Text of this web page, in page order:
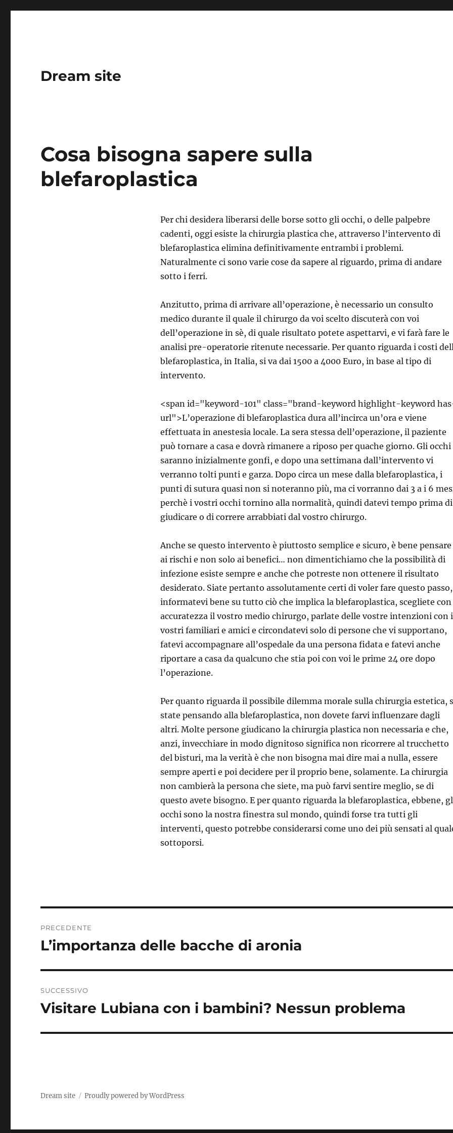
Dream site
Cosa bisogna sapere sulla
blefaroplastica
Per chi desidera liberarsi delle borse sotto gli occhi, o delle palpebre
cadenti, oggi esiste la chirurgia plastica che, attraverso l’intervento di
blefaroplastica elimina definitivamente entrambi i problemi.
Naturalmente ci sono varie cose da sapere al riguardo, prima di andare
sotto i ferri.
Anzitutto, prima di arrivare all’operazione, è necessario un consulto
medico durante il quale il chirurgo da voi scelto discuterà con voi
dell’operazione in sè, di quale risultato potete aspettarvi, e vi farà fare le
analisi pre-operatorie ritenute necessarie. Per quanto riguarda i costi
blefaroplastica, in Italia, si va dai 1500 a 4000 Euro, in base al tipo di
intervento.
<span id="keyword-101" class="brand-keyword highlight-keyword
url">L’operazione di blefaroplastica dura all’incirca un’ora e viene
effettuata in anestesia locale. La sera stessa dell’operazione, il paziente
può tornare a casa e dovrà rimanere a riposo per quache giorno. Gli occhi
saranno inizialmente gonfi, e dopo una settimana dall’intervento vi
verranno tolti punti e garza. Dopo circa un mese dalla blefaroplastica, i
punti di sutura quasi non si noteranno più, ma ci vorranno dai 3 a i 6
perchè i vostri occhi tornino alla normalità, quindi datevi tempo prima di
giudicare o di correre arrabbiati dal vostro chirurgo.
Anche se questo intervento è piuttosto semplice e sicuro, è bene pensare
ai rischi e non solo ai benefici… non dimentichiamo che la possibilità di
infezione esiste sempre e anche che potreste non ottenere il risultato
desiderato. Siate pertanto assolutamente certi di voler fare questo passo,
informatevi bene su tutto ciò che implica la blefaroplastica, scegliete con
accuratezza il vostro medio chirurgo, parlate delle vostre intenzioni con i
vostri familiari e amici e circondatevi solo di persone che vi supportano,
fatevi accompagnare all’ospedale da una persona fidata e fatevi anche
riportare a casa da qualcuno che stia poi con voi le prime 24 ore dopo
l’operazione.
Per quanto riguarda il possibile dilemma morale sulla chirurgia estetica,
state pensando alla blefaroplastica, non dovete farvi influenzare dagli
altri. Molte persone giudicano la chirurgia plastica non necessaria e che,
anzi, invecchiare in modo dignitoso significa non ricorrere al trucchetto
del bisturi, ma la verità è che non bisogna mai dire mai a nulla, essere
sempre aperti e poi decidere per il proprio bene, solamente. La chirurgia
non cambierà la persona che siete, ma può farvi sentire meglio, se di
questo avete bisogno. E per quanto riguarda la blefaroplastica, ebbene,
occhi sono la nostra finestra sul mondo, quindi forse tra tutti gli
interventi, questo potrebbe considerarsi come uno dei più sensati al
sottoporsi.
articoli
PRECEDENTE
Articolo
L’importanza delle bacche di aronia
SUCCESSIVO
Articolo
Visitare Lubiana con i bambini? Nessun problema
Dream site Proudly powered by WordPress